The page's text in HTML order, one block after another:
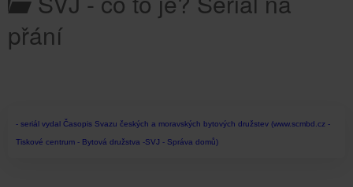
přání
- seriál vydal Časopis Svazu českých a moravských bytových družstev (www.scmbd.cz -
Tiskové centrum - Bytová družstva -SVJ - Správa domů)